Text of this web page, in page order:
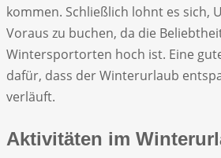
kommen. Schließlich lohnt es sich,
Voraus zu buchen, da die
Wintersportorten hoch ist. Eine
dafür, dass der Winterurlaub
verläuft.
Aktivitäten im